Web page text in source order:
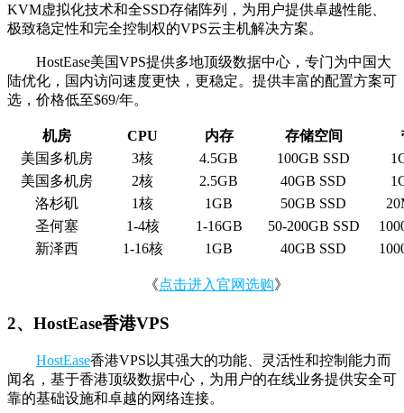
KVM虚拟化技术和全SSD存储阵列，为用户提供卓越性能、
极致稳定性和完全控制权的VPS云主机解决方案。
HostEase美国VPS提供多地顶级数据中心，专门为中国大
陆优化，国内访问速度更快，更稳定。提供丰富的配置方案可
选，价格低至$69/年。
机房 CPU 内存 存储空间
美国多机房
3核 4.5GB 100GB SSD
美国多机房
2核 2.5GB 40GB SSD
洛杉矶
1核 1GB 50GB SSD
圣何塞
1-4核 1-16GB 50-200GB SSD
新泽西
1-16核 1GB 40GB SSD
《点击进入官网选购》
2、HostEase香港VPS
HostEase香港VPS以其强大的功能、灵活性和控制能力而
闻名，基于香港顶级数据中心，为用户的在线业务提供安全可
靠的基础设施和卓越的网络连接。